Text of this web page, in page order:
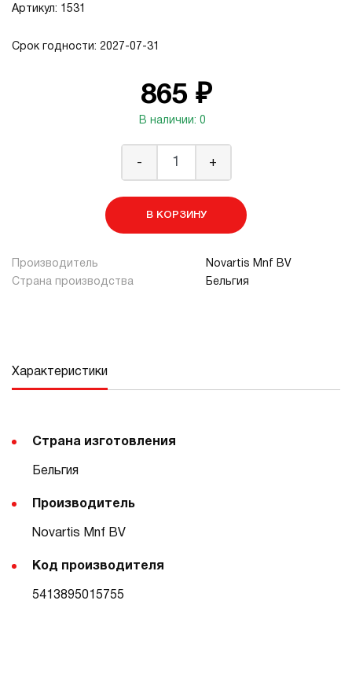
Артикул: 1531
Срок годности: 2027-07-31
865 ₽
В наличии: 0
- +
В КОРЗИНУ
Производитель
Novartis Mnf BV
Страна производства
Бельгия
Характеристики
Страна изготовления
Бельгия
Производитель
Novartis Mnf BV
Код производителя
5413895015755